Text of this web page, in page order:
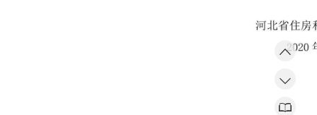
河 北省住房
２０２０